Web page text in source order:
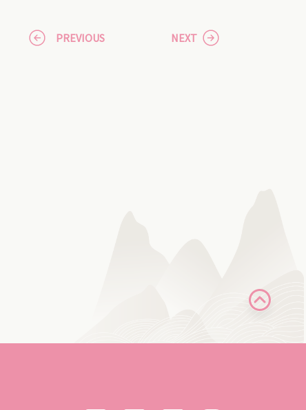
PREVIOUS NEXT